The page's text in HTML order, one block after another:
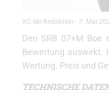
XC-Ski Redaktion - 7. Mai
Den SRB 07+M
Bewertung auswirkt.
Wertung. Preis und
TECHNISCHE